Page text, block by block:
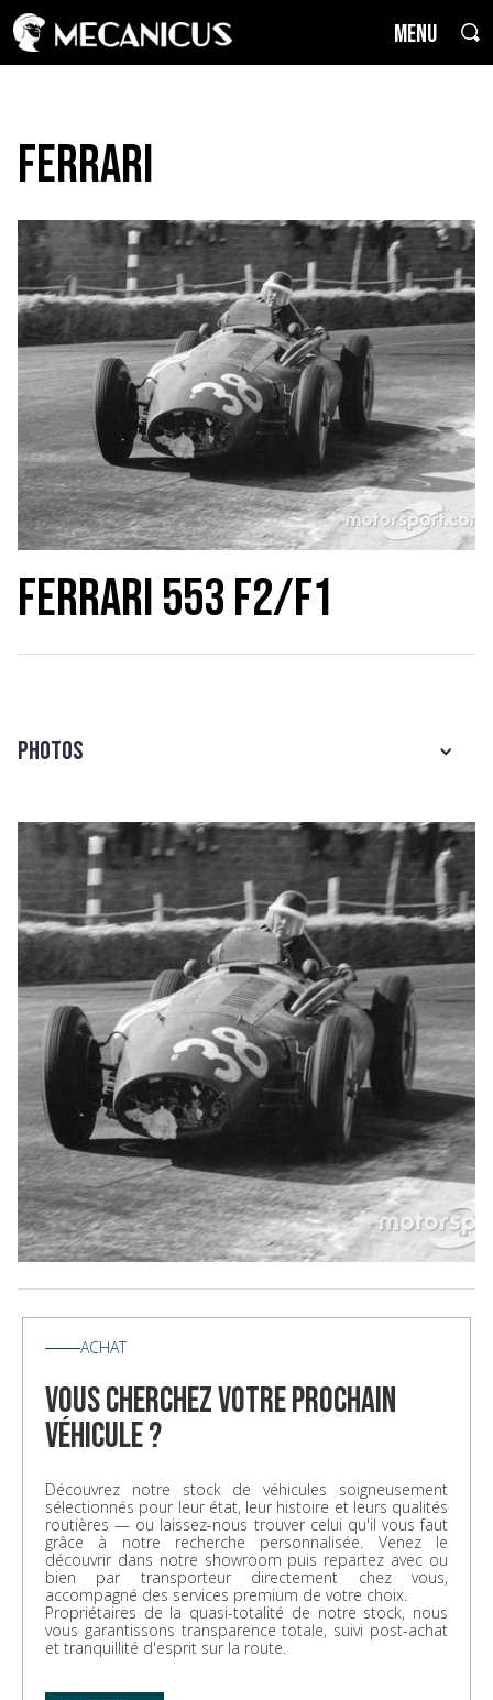
MENU
Ferrari
Ferrari 553 F2/F1
Photos
ACHAT
vous cherchez votre prochain
véhicule ?
Découvrez notre stock de véhicules soigneusement
sélectionnés pour leur état, leur histoire et leurs qualités
routières — ou laissez-nous trouver celui qu'il vous faut
grâce à notre recherche personnalisée. Venez le
découvrir dans notre showroom puis repartez avec ou
bien par transporteur directement chez vous,
accompagné des services premium de votre choix.
Propriétaires de la quasi-totalité de notre stock, nous
vous garantissons transparence totale, suivi post-achat
et tranquillité d'esprit sur la route.